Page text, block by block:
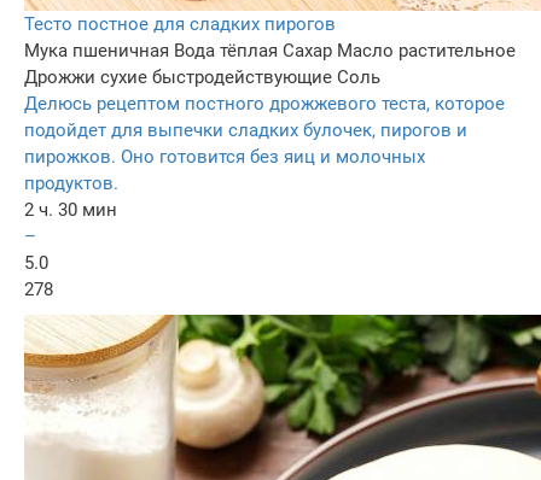
Тесто постное для сладких пирогов
Мука пшеничная Вода тёплая Сахар Масло растительное
Дрожжи сухие быстродействующие Соль
Делюсь рецептом постного дрожжевого теста, которое
подойдет для выпечки сладких булочек, пирогов и
пирожков. Оно готовится без яиц и молочных
продуктов.
2 ч. 30 мин
–
5.0
278